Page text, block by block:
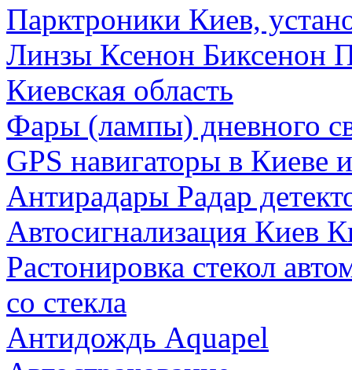
Парктроники Киев,
Линзы Ксенон Биксенон
Киевская область
Фары (лампы) дневного
GPS навигаторы в Киеве
Антирадары Радар
Автосигнализация Киев
Растонировка стекол
со стекла
Антидождь Aquapel